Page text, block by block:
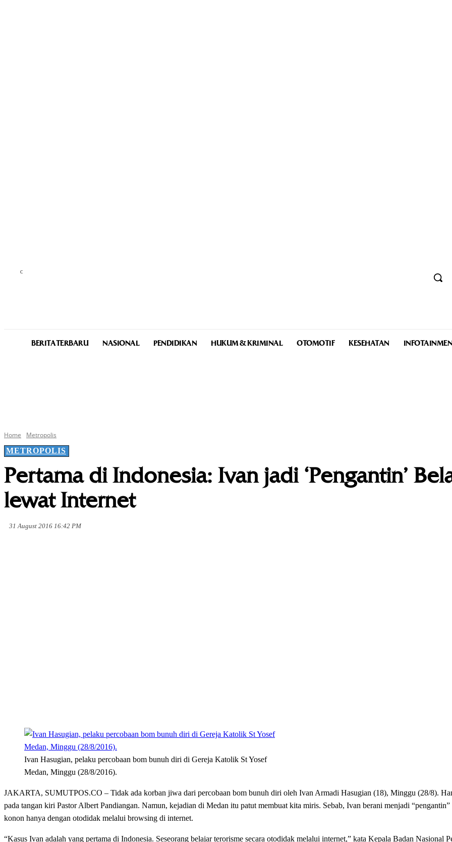
C
BERITA TERBARU NASIONAL PENDIDIKAN HUKUM & KRIMINAL OTOMOTIF KESEHATAN
Home
Metropolis
METROPOLIS
Pertama di Indonesia: Ivan jadi ‘Pengantin’
lewat Internet
31 August 2016 16:42 PM
Ivan Hasugian, pelaku percobaan bom bunuh diri di Gereja Katolik St Yosef
Medan, Minggu (28/8/2016).
JAKARTA, SUMUTPOS.CO – Tidak ada korban jiwa dari percobaan bom bunuh diri oleh Ivan Armadi Hasugian (18), Minggu (28/8).
pada tangan kiri Pastor Albert Pandiangan. Namun, kejadian di Medan itu patut membuat kita miris. Sebab, Ivan berani menjadi
konon hanya dengan otodidak melalui browsing di internet.
“Kasus Ivan adalah yang pertama di Indonesia. Seseorang belajar terorisme secara otodidak melalui internet,” kata Kepala Badan Nasional